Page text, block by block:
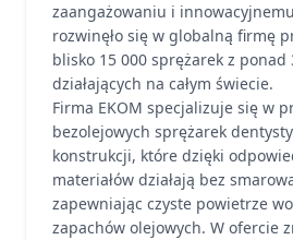
zaangażowaniu i
rozwinęło się w globalną firmę
blisko 15 000 sprężarek z ponad
działających na całym świecie.
Firma EKOM specjalizuje się w
bezolejowych sprężarek
konstrukcji, które dzięki
materiałów działają bez
zapewniając czyste powietrze
zapachów olejowych. W ofercie